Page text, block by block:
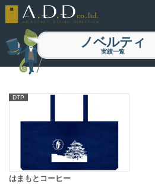
ノベルティ
実績一覧
DTP
はまもとコーヒー